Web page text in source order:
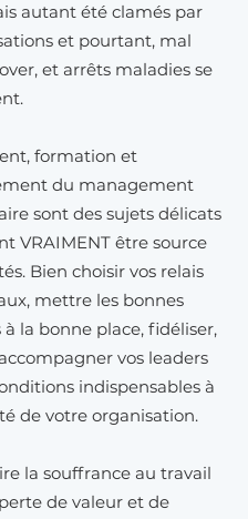
autant été clamés par
et pourtant, mal
et arrêts maladies se
formation et
du management
sont des sujets délicats
VRAIMENT être source
Bien choisir vos relais
mettre les bonnes
à la bonne place, fidéliser,
vos leaders
indispensables à
de votre organisation.
la souffrance au travail
perte de valeur et de